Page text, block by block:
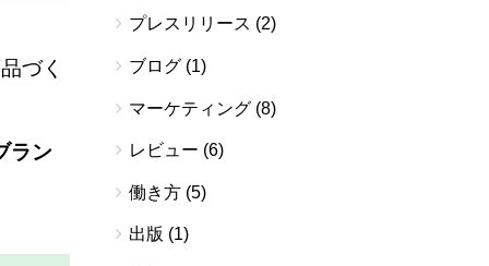
づく
ラン
プレスリリース (2)
ブログ(1)
マーケティング(8)
レビュー (6)
働き方(5)
出版 (1)